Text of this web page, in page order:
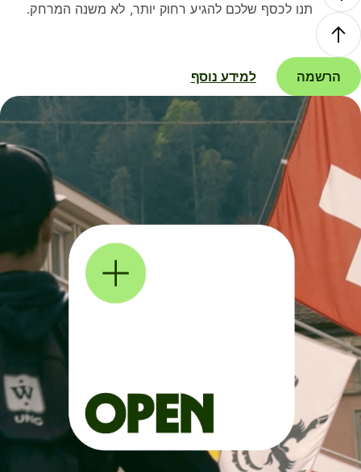
תנו לכסף שלכם להגיע רחוק יותר, לא משנה המרחק.
הרשמה למידע נוסף